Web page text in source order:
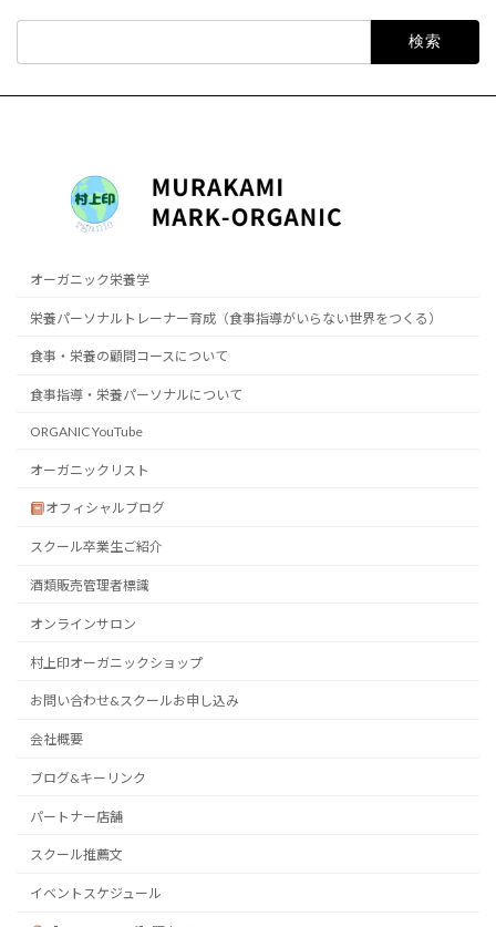
オーガニック栄養学
栄養パーソナルトレーナー育成（食事指導がいらない世界をつくる）
食事・栄養の顧問コースについて
食事指導・栄養パーソナルについて
ORGANIC YouTube
オーガニックリスト
オフィシャルブログ
スクール卒業生ご紹介
酒類販売管理者標識
オンラインサロン
村上印オーガニックショップ
お問い合わせ&スクールお申し込み
会社概要
ブログ&キーリンク
パートナー店舗
スクール推薦文
イベントスケジュール